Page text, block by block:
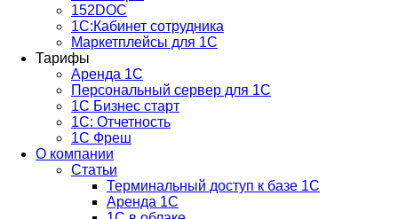
152DOC
1С:Кабинет сотрудника
Маркетплейсы для 1С
Тарифы
Аренда 1С
Персональный сервер для 1С
1С Бизнес старт
1С: Отчетность
1C Фреш
О компании
Статьи
Терминальный доступ к базе 1С
Аренда 1С